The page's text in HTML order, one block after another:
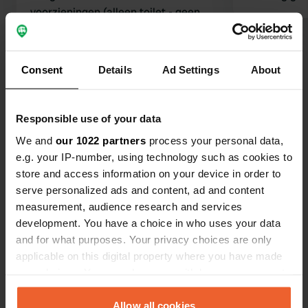
Consent Details Ad Settings About
Responsible use of your data
We and our 1022 partners process your personal data,
e.g. your IP-number, using technology such as cookies to
store and access information on your device in order to
serve personalized ads and content, ad and content
measurement, audience research and services
development. You have a choice in who uses your data
and for what purposes. Your privacy choices are only
applicable on this digital property where you have made
any time from the Cookie Declaration or by clicking on
the Privacy trigger icon.Allow all cookies
voorzieningen (alleen toilet - geen
Bekijk alle 54 reviews
Ben jij hier geweest?
Contact
Locatie
93339, Riedenburg, Duitsland